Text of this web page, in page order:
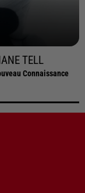
TELL
Connaissance